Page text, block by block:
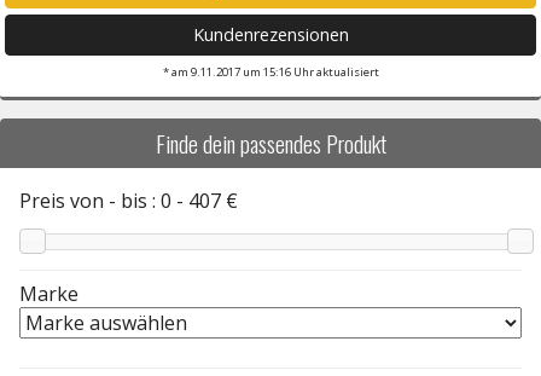
Kundenrezensionen
* am 9.11.2017 um 15:16 Uhr aktualisiert
Finde dein passendes Produkt
Preis von - bis : 0 - 407 €
Marke